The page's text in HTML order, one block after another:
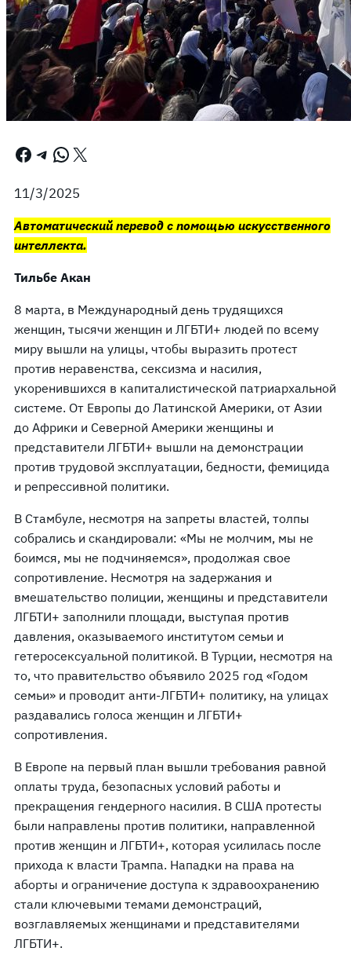
Facebook Telegram WhatsApp X
11/3/2025
Автоматический перевод с помощью искусственного
интеллекта.
Тильбе Акан
8 марта, в Международный день трудящихся
женщин, тысячи женщин и ЛГБТИ+ людей по всему
миру вышли на улицы, чтобы выразить протест
против неравенства, сексизма и насилия,
укоренившихся в капиталистической патриархальной
системе. От Европы до Латинской Америки, от Азии
до Африки и Северной Америки женщины и
представители ЛГБТИ+ вышли на демонстрации
против трудовой эксплуатации, бедности, фемицида
и репрессивной политики.
В Стамбуле, несмотря на запреты властей, толпы
собрались и скандировали: «Мы не молчим, мы не
боимся, мы не подчиняемся», продолжая свое
сопротивление. Несмотря на задержания и
вмешательство полиции, женщины и представители
ЛГБТИ+ заполнили площади, выступая против
давления, оказываемого институтом семьи и
гетеросексуальной политикой. В Турции, несмотря на
то, что правительство объявило 2025 год «Годом
семьи» и проводит анти-ЛГБТИ+ политику, на улицах
раздавались голоса женщин и ЛГБТИ+
сопротивления.
В Европе на первый план вышли требования равной
оплаты труда, безопасных условий работы и
прекращения гендерного насилия. В США протесты
были направлены против политики, направленной
против женщин и ЛГБТИ+, которая усилилась после
прихода к власти Трампа. Нападки на права на
аборты и ограничение доступа к здравоохранению
стали ключевыми темами демонстраций,
возглавляемых женщинами и представителями
ЛГБТИ+.